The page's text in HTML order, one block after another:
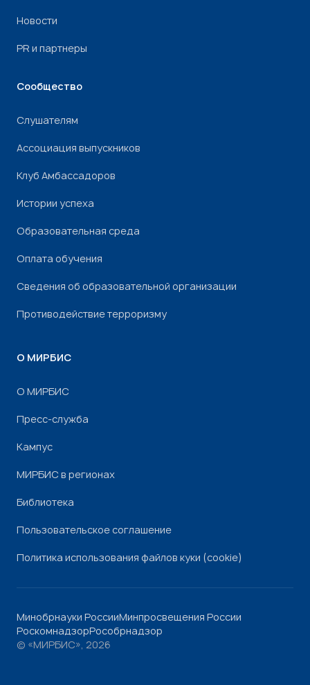
Новости
PR и партнеры
Сообщество
Слушателям
Ассоциация выпускников
Клуб Амбассадоров
Истории успеха
Образовательная среда
Оплата обучения
Сведения об образовательной организации
Противодействие терроризму
О МИРБИС
О МИРБИС
Пресс-служба
Кампус
МИРБИС в регионах
Библиотека
Пользовательское соглашение
Политика использования файлов куки (cookie)
Минобрнауки РоссииМинпросвещения России
РоскомнадзорРособрнадзор
© «МИРБИС», 2026